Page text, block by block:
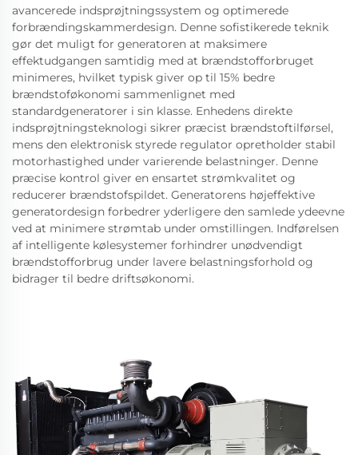
avancerede indsprøjtningssystem og optimerede
forbrændingskammerdesign. Denne sofistikerede teknik
gør det muligt for generatoren at maksimere
effektudgangen samtidig med at brændstofforbruget
minimeres, hvilket typisk giver op til 15% bedre
brændstoføkonomi sammenlignet med
standardgeneratorer i sin klasse. Enhedens direkte
indsprøjtningsteknologi sikrer præcist brændstoftilførsel,
mens den elektronisk styrede regulator opretholder stabil
motorhastighed under varierende belastninger. Denne
præcise kontrol giver en ensartet strømkvalitet og
reducerer brændstofspildet. Generatorens højeffektive
generatordesign forbedrer yderligere den samlede ydeevne
ved at minimere strømtab under omstillingen. Indførelsen
af intelligente kølesystemer forhindrer unødvendigt
brændstofforbrug under lavere belastningsforhold og
bidrager til bedre driftsøkonomi.